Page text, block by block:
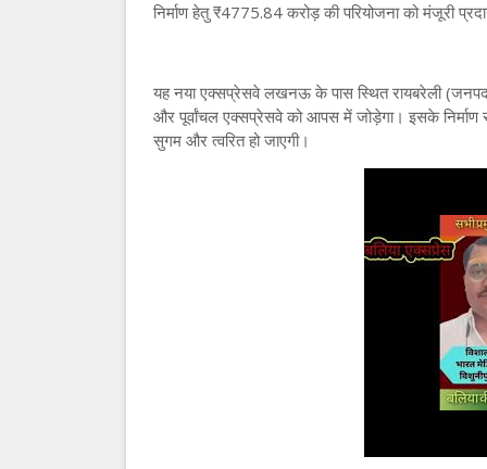
निर्माण हेतु ₹4775.84 करोड़ की परियोजना को मंजूरी
यह नया एक्सप्रेसवे लखनऊ के पास स्थित रायबरेली
और पूर्वांचल एक्सप्रेसवे को आपस में जोड़ेगा। इसके
सुगम और त्वरित हो जाएगी।